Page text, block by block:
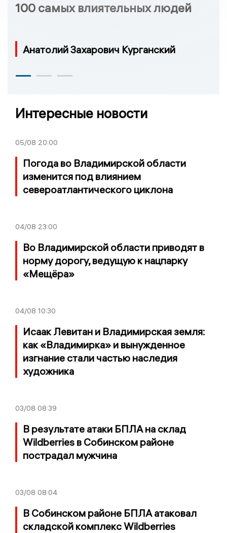
100 самых влиятельных людей
Анатолий Захарович Курганский
Интересные новости
05/08 20:00
Погода во Владимирской области
изменится под влиянием
североатлантического циклона
04/08 23:00
Во Владимирской области приводят в
норму дорогу, ведущую к нацпарку
«Мещёра»
04/08 10:30
Исаак Левитан и Владимирская земля:
как «Владимирка» и вынужденное
изгнание стали частью наследия
художника
03/08 08:39
В результате атаки БПЛА на склад
Wildberries в Собинском районе
пострадал мужчина
03/08 08:04
В Собинском районе БПЛА атаковал
складской комплекс Wildberries